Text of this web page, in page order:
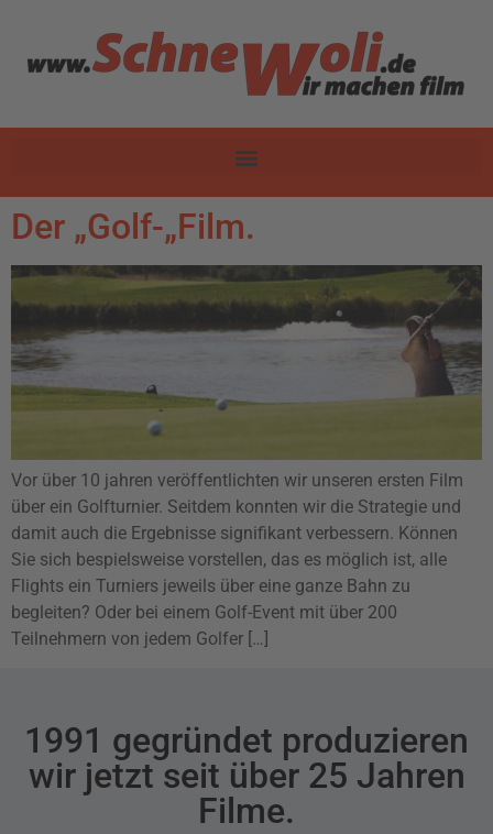
Der „Golf-„Film.
Vor über 10 jahren veröffentlichten wir unseren ersten Film
über ein Golfturnier. Seitdem konnten wir die Strategie und
damit auch die Ergebnisse signifikant verbessern. Können
Sie sich bespielsweise vorstellen, das es möglich ist, alle
Flights ein Turniers jeweils über eine ganze Bahn zu
begleiten? Oder bei einem Golf-Event mit über 200
Teilnehmern von jedem Golfer […]
1991 gegründet produzieren
wir jetzt seit über 25 Jahren
Filme.